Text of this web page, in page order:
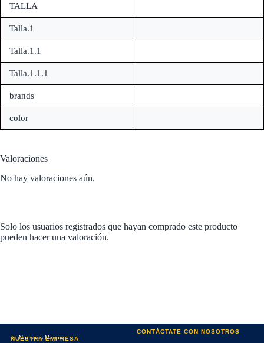
TALLA
Talla.1
Talla.1.1
Talla.1.1.1
brands
color
Valoraciones
No hay valoraciones aún.
Solo los usuarios registrados que hayan comprado este producto
pueden hacer una valoración.
NUESTRA EMPRESA
Nuestras Marcas
CONTÁCTATE CON NOSOTROS